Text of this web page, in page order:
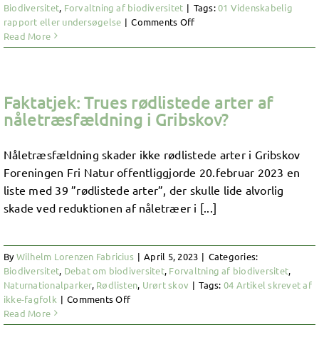
Biodiversitet, Forvaltning af biodiversitet | Tags:01 Videnskabelig
rapport eller undersøgelse | Comments Offon
bedre
i
Danmark.
hvordan
og
hvor
meget?
Read More
Faktatjek: Trues rødlistede arter af
nåletræsfældning i Gribskov?
Nåletræsfældning skader ikke rødlistede arter i Gribskov
Foreningen Fri Natur offentliggjorde 20.februar 2023 en
liste med 39 ”rødlistede arter”, der skulle lide alvorlig
skade ved reduktionen af nåletræer i [...]
ByWilhelm Lorenzen Fabricius | April 5, 2023 | Categories:
Biodiversitet, Debat om biodiversitet, Forvaltning af biodiversitet,
Naturnationalparker, Rødlisten, Urørt skov | Tags: 04 Artikel skrevet af
ikke-fagfolk | Comments Offon
Trues
Read More